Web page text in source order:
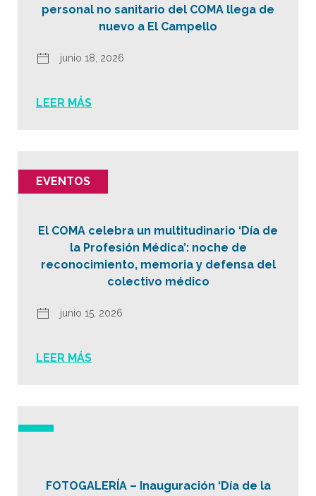
personal no sanitario del COMA llega de
nuevo a El Campello
junio 18, 2026
LEER MÁS
EVENTOS
El COMA celebra un multitudinario ‘Día de
la Profesión Médica’: noche de
reconocimiento, memoria y defensa del
colectivo médico
junio 15, 2026
LEER MÁS
FOTOGALERÍA – Inauguración ‘Día de la